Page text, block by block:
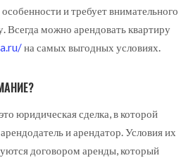
и требует внимательного
Всегда можно арендовать квартиру
на самых выгодных условиях.
юридическая сделка, в которой
и арендатор. Условия их
договором аренды, который